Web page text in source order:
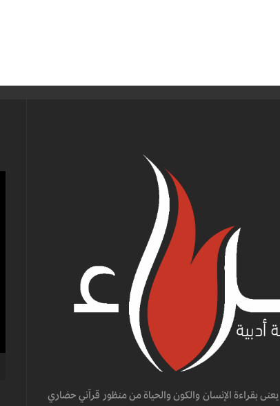
بقراءة الإنسان والكون والحياة من منظور قرآني حضاري